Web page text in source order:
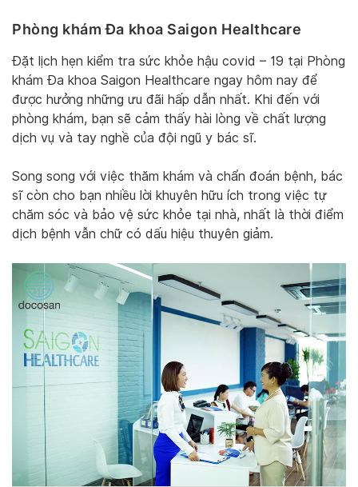
Phòng khám Đa khoa Saigon Healthcare
Đặt lịch hẹn kiểm tra sức khỏe hậu covid – 19 tại Phòng
khám Đa khoa Saigon Healthcare ngay hôm nay để
được hưởng những ưu đãi hấp dẫn nhất. Khi đến với
phòng khám, bạn sẽ cảm thấy hài lòng về chất lượng
dịch vụ và tay nghề của đội ngũ y bác sĩ.
Song song với việc thăm khám và chẩn đoán bệnh, bác
sĩ còn cho bạn nhiều lời khuyên hữu ích trong việc tự
chăm sóc và bảo vệ sức khỏe tại nhà, nhất là thời điểm
dịch bệnh vẫn chữ có dấu hiệu thuyên giảm.